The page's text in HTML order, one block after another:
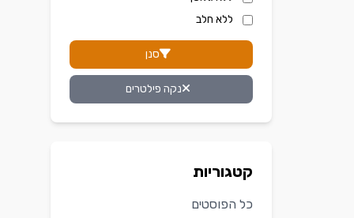
ללא חלב
סנן
נקה פילטרים
קטגוריות
כל הפוסטים